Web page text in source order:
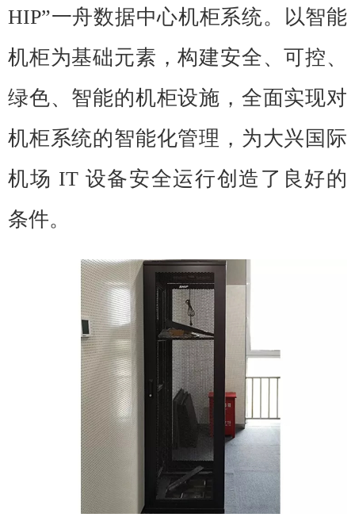
HIP”一舟数据中心机柜系统。以智能
机柜为基础元素，构建安全、可控、
绿色、智能的机柜设施，全面实现对
机柜系统的智能化管理，为大兴国际
机场 IT 设备安全运行创造了良好的
条件。